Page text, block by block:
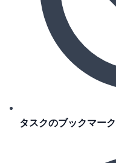
タスクのブックマーク